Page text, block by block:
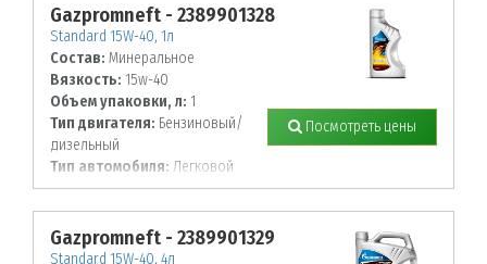
Gazpromneft - 2389901328
Standard 15W-40, 1л
Состав: Минеральное
Вязкость: 15w-40
Объем упаковки, л: 1
Тип двигателя: Бензиновый/
дизельный
Тип автомобиля: Легковой
Посмотреть цены
Gazpromneft - 2389901329
Standard 15W-40, 4л